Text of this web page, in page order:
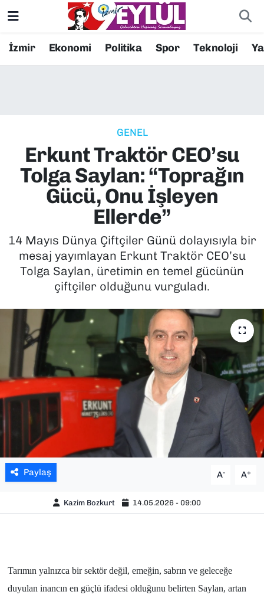
İzmir Ekonomi Politika Spor Teknoloji
GENEL
Erkunt Traktör CEO’su
Tolga Saylan: “Toprağın
Gücü, Onu İşleyen
Ellerde”
14 Mayıs Dünya Çiftçiler Günü dolayısıyla bir
mesaj yayımlayan Erkunt Traktör CEO’su
Tolga Saylan, üretimin en temel gücünün
çiftçiler olduğunu vurguladı.
Paylaş A- A+
Kazim Bozkurt 14.05.2026 - 09:00
Tarımın yalnızca bir sektör değil, emeğin, sabrın ve geleceğe
duyulan inancın en güçlü ifadesi olduğunu belirten Saylan, artan
Resmi İlanlar
EKONOMİ
KÜLTÜR SANAT
POLİTİKA
SAĞLIK
SPOR
TEKNOLOJİ
YAŞAM
YEREL YÖNETİMLER
Konak Nöbetçi Eczaneler
Süper Lig Puan Durumu ve Fikstür
Tüm Manşetler
Son Dakika Haberleri